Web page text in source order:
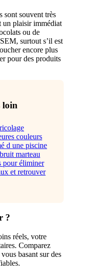
sont souvent très
un plaisir immédiat
ou de
surtout s’il est
encore plus
pour des produits
loin
couleurs
d une piscine
marteau
pour éliminer
et retrouver
?
réels, votre
Comparez
basant sur des